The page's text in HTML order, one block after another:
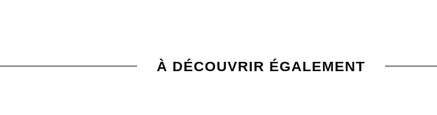
À DÉCOUVRIR ÉGALEMENT